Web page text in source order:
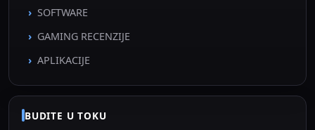
SOFTWARE
GAMING RECENZIJE
APLIKACIJE
BUDITE U TOKU